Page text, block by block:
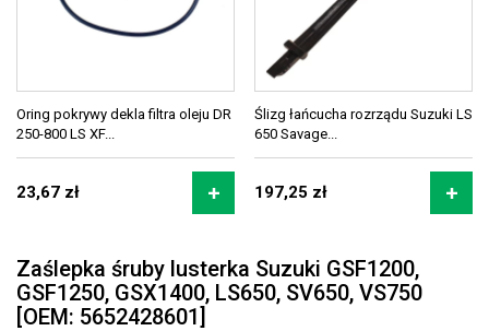
Oring pokrywy dekla filtra oleju DR
250-800 LS XF...
23,67 zł
Ślizg łańcucha rozrządu Suzuki LS
650 Savage...
197,25 zł
Zaślepka śruby lusterka Suzuki GSF1200,
GSF1250, GSX1400, LS650, SV650, VS750
[OEM: 5652428601]